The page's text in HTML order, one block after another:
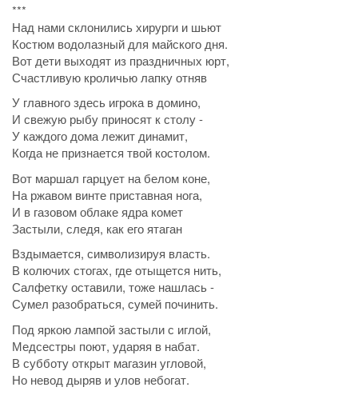
***
Над нами склонились хирурги и шьют
Костюм водолазный для майского дня.
Вот дети выходят из праздничных юрт,
Счастливую кроличью лапку отняв
У главного здесь игрока в домино,
И свежую рыбу приносят к столу -
У каждого дома лежит динамит,
Когда не признается твой костолом.
Вот маршал гарцует на белом коне,
На ржавом винте приставная нога,
И в газовом облаке ядра комет
Застыли, следя, как его ятаган
Вздымается, символизируя власть.
В колючих стогах, где отыщется нить,
Салфетку оставили, тоже нашлась -
Сумел разобраться, сумей починить.
Под яркою лампой застыли с иглой,
Медсестры поют, ударяя в набат.
В субботу открыт магазин угловой,
Но невод дыряв и улов небогат.